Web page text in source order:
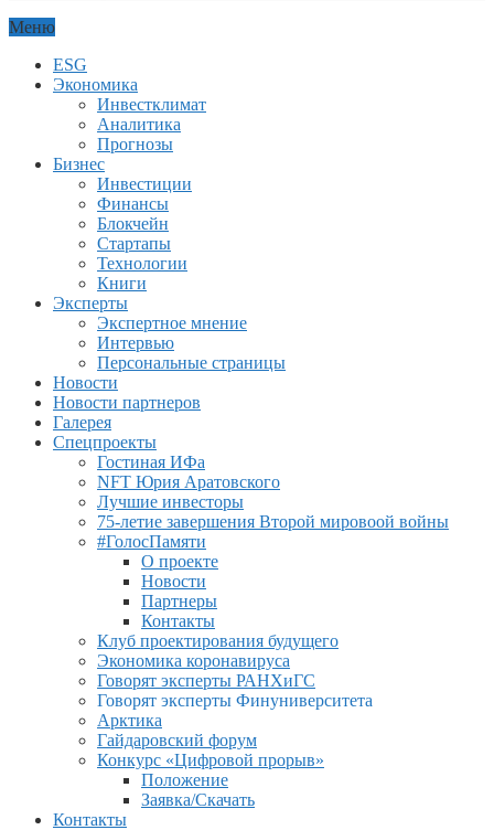
Меню
ESG
Экономика
Инвестклимат
Аналитика
Прогнозы
Бизнес
Инвестиции
Финансы
Блокчейн
Стартапы
Технологии
Книги
Эксперты
Экспертное мнение
Интервью
Персональные страницы
Новости
Новости партнеров
Галерея
Спецпроекты
Гостиная ИФа
NFT Юрия Аратовского
Лучшие инвесторы
75-летие завершения Второй мировоой войны
#ГолосПамяти
О проекте
Новости
Партнеры
Контакты
Клуб проектирования будущего
Экономика коронавируса
Говорят эксперты РАНХиГС
Говорят эксперты Финуниверситета
Арктика
Гайдаровский форум
Конкурс «Цифровой прорыв»
Положение
Заявка/Скачать
Контакты